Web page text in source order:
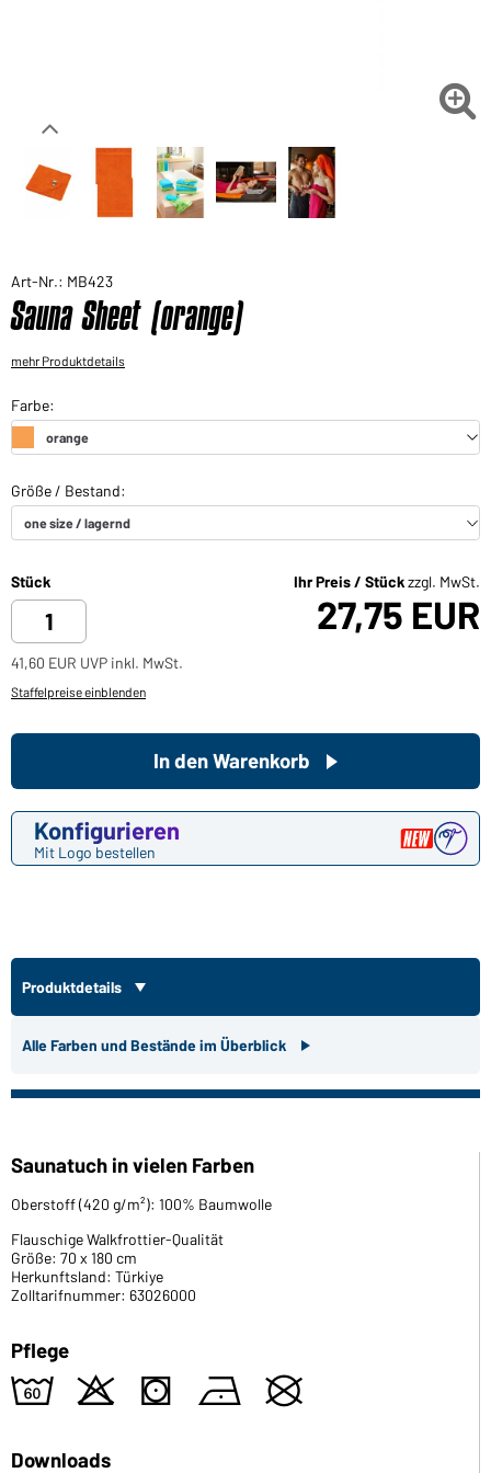

Art-Nr.: MB423
Sauna Sheet (orange)
mehr Produktdetails
Stück Ihr Preis / Stückzzgl. MwSt.
27,75 EUR
41,60 EUR UVP inkl. MwSt.
Staffelpreise einblenden
Konfigurieren
Mit Logo bestellen
In den Warenkorb
Produktdetails
Alle Farben und Bestände im Überblick
Saunatuch in vielen Farben
Oberstoff (420 g/m²): 100% Baumwolle
Flauschige Walkfrottier-Qualität
Größe: 70 x 180 cm
Herkunftsland: Türkiye
Zolltarifnummer: 63026000
Pflege
4 o s n U
Downloads